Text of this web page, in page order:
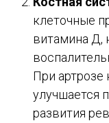
клеточные
витамина Д,
При артрозе
улучшается
развития